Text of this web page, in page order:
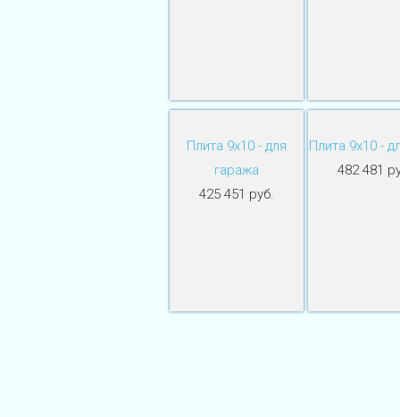
Плита 9х10 - для
гаража
425 451 руб.
Плита 9х10 -
482 481